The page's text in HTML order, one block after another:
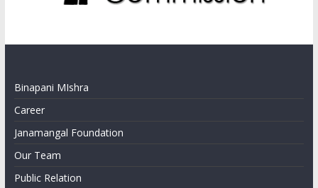
Binapani MIshra
Career
Janamangal Foundation
Our Team
Public Relation